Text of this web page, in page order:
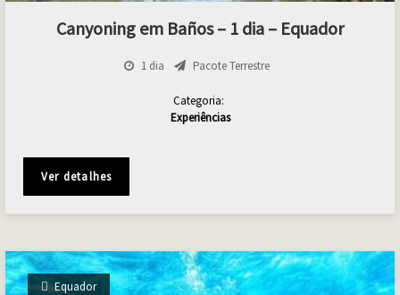
Canyoning em Baños – 1 dia – Equador
1 dia Pacote Terrestre
Categoria:
Experiências
Ver detalhes
Equador